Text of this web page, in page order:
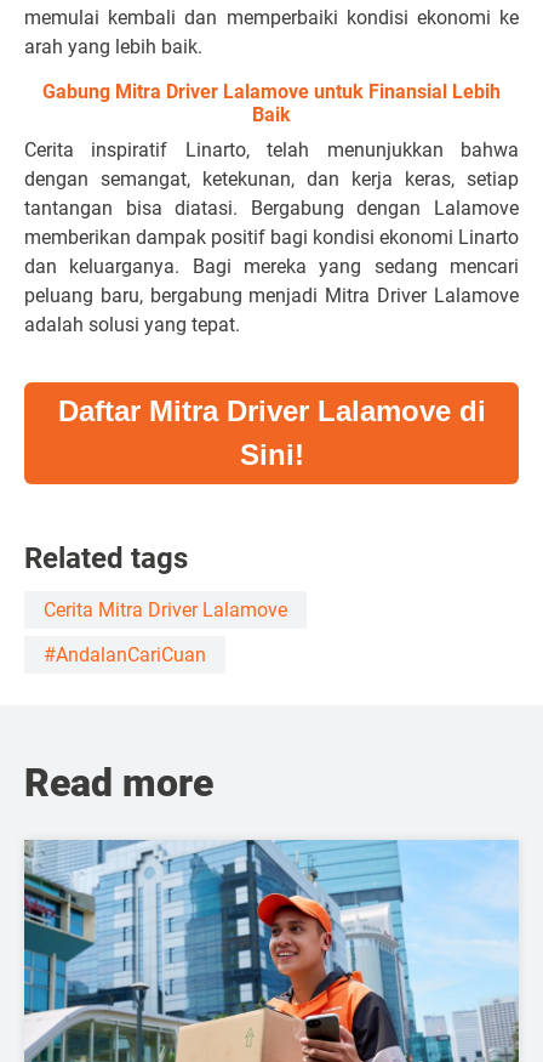
memulai kembali dan memperbaiki kondisi ekonomi ke
arah yang lebih baik.
Gabung Mitra Driver Lalamove untuk Finansial Lebih
Baik
Cerita inspiratif Linarto, telah menunjukkan bahwa
dengan semangat, ketekunan, dan kerja keras, setiap
tantangan bisa diatasi. Bergabung dengan Lalamove
memberikan dampak positif bagi kondisi ekonomi Linarto
dan keluarganya. Bagi mereka yang sedang mencari
peluang baru, bergabung menjadi Mitra Driver Lalamove
adalah solusi yang tepat.
Daftar Mitra Driver Lalamove di
Sini!
Related tags
Cerita Mitra Driver Lalamove
#AndalanCariCuan
Read more